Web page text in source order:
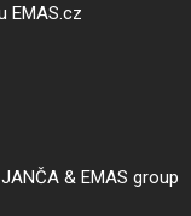
EMAS.cz
& EMAS group